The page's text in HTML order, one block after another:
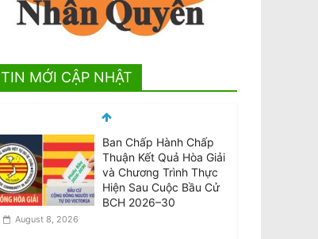
TIN MỚI CẬP NHẬT
Thuận Kết Quả Hòa Giải
và Chương Trình Thực
Hiện Sau Cuộc Bầu Cử
BCH 2026–30
August 8, 2026